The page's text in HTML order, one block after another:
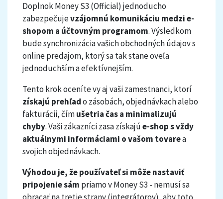
Doplnok Money S3 (Official) jednoducho
zabezpečujevzájomnú komunikáciu medzi e-
shopom a účtovným programom. Výsledkom
bude synchronizácia vašich obchodných údajov s
online predajom, ktorý sa tak stane oveľa
jednoduchším a efektívnejším.
Tento krok oceníte vy aj vaši zamestnanci, ktorí
získajú prehľado zásobách, objednávkach alebo
fakturácii, čímušetria čas a minimalizujú
chyby. Vaši zákazníci zasa získajúe-shop s vždy
aktuálnymi informáciami o vašom tovarea
svojich objednávkach.
Výhodou je, že používateľ si môže nastaviť
pripojenie sám priamo v Money S3 - nemusí sa